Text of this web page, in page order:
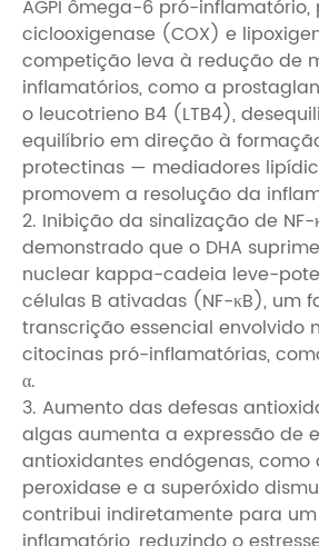
AGPI ômega-6 pró-inflamatório,
ciclooxigenase (COX) e
competição leva à redução de
inflamatórios, como a
o leucotrieno B4 (LTB4),
equilíbrio em direção à
protectinas — mediadores
promovem a resolução da
2. Inibição da sinalização de NF-
demonstrado que o DHA
nuclear kappa-cadeia leve-
células B ativadas (NF-κB), um
transcrição essencial envolvido
citocinas pró-inflamatórias,
α.
3. Aumento das defesas
algas aumenta a expressão de
antioxidantes endógenas,
peroxidase e a superóxido
contribui indiretamente para